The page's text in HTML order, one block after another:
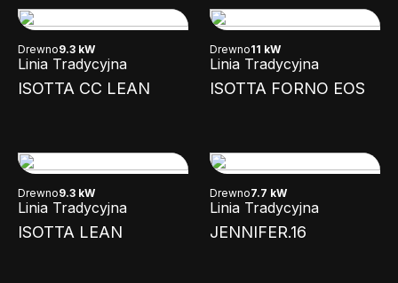
Drewno9.3 kW
Linia Tradycyjna
ISOTTA CC LEAN
Drewno11 kW
Linia Tradycyjna
ISOTTA FORNO EOS
Drewno9.3 kW
Linia Tradycyjna
ISOTTA LEAN
Drewno7.7 kW
Linia Tradycyjna
JENNIFER.16